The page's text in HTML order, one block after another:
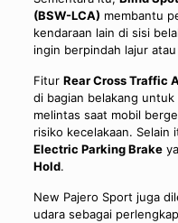
(BSW-LCA) membantu
kendaraan lain di sisi
ingin berpindah lajur
Fitur Rear Cross Traffic
di bagian belakang
melintas saat mobil
risiko kecelakaan. Selain
Electric Parking Brake
Hold.
New Pajero Sport juga
udara sebagai